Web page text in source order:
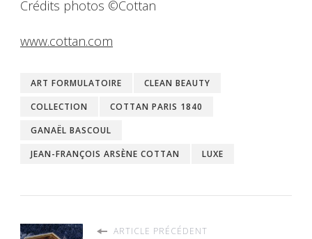
Crédits photos ©Cottan
www.cottan.com
ART FORMULATOIRE
CLEAN BEAUTY
COLLECTION
COTTAN PARIS 1840
GANAËL BASCOUL
JEAN-FRANÇOIS ARSÈNE COTTAN
LUXE
ARTICLE PRÉCÉDENT